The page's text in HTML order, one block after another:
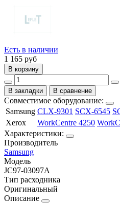
Есть в наличии
1 165 руб
В корзину
В закладки В сравнение
Совместимое оборудование:
Samsung CLX-9301 SCX-6545
Xerox
WorkCentre 4250
Характеристики:
Производитель
Samsung
Модель
JC97-03097A
Тип расходника
Оригинальный
Описание